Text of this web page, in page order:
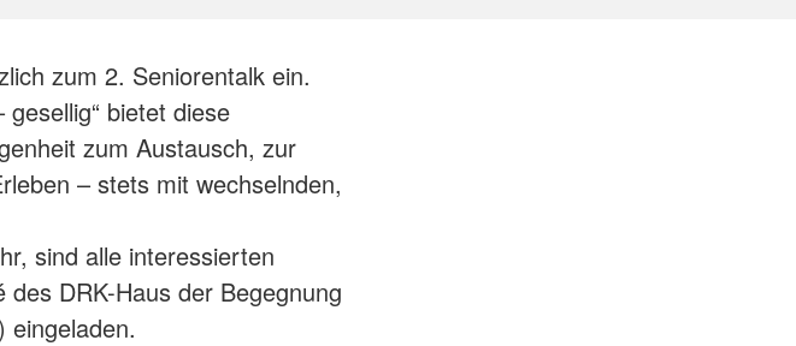
zum 2. Seniorentalk ein.
bietet diese
zum Austausch, zur
– stets mit wechselnden,
sind alle interessierten
DRK-Haus der Begegnung
eingeladen.